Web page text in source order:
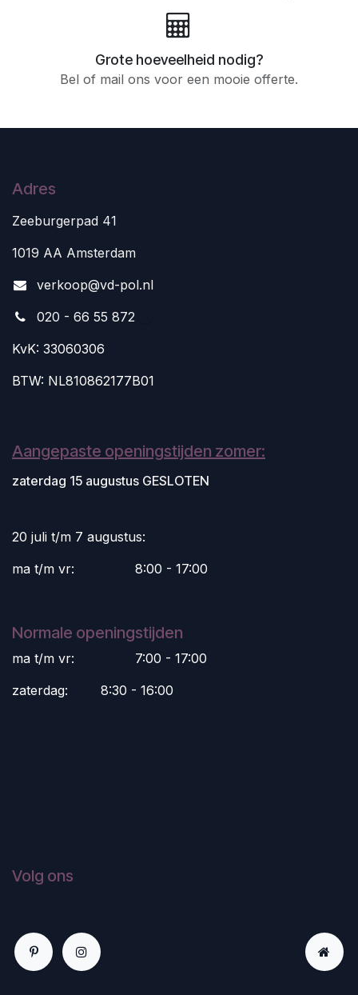
Grote hoeveelheid nodig?
Bel of mail ons voor een mooie offerte.
Adres
Zeeburgerpad 41
1019 AA Amsterdam
verkoop@vd-pol.nl
020 - 66 55 872
KvK: 33060306
BTW: NL810862177B01
Aangepaste openingstijden zomer:
zaterdag 15 augustus GESLOTEN
20 juli t/m 7 augustus:
ma t/m vr:
​8:00 - 17:00
Normale openingstijden
ma t/m vr:
​7:00 - 17:00
zaterdag:
​8:30 - 16:00
Volg ons